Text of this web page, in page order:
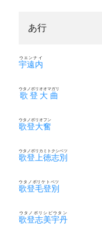
あ行
宇遠内
ウエンナイ
歌登大曲
ウタノボリオオマガリ
歌登大奮
ウタノボリオフン
歌登上徳志別
ウタノボリカミトクシベツ
歌登毛登別
ウタノボリケトベツ
歌登志美宇丹
ウタノボリシビウタン